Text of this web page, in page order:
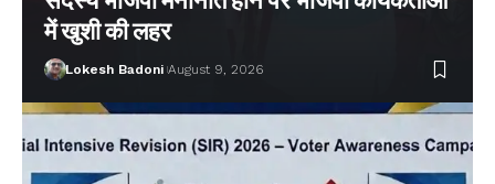
में खुशी की लहर
Lokesh Badoni August 9, 2026